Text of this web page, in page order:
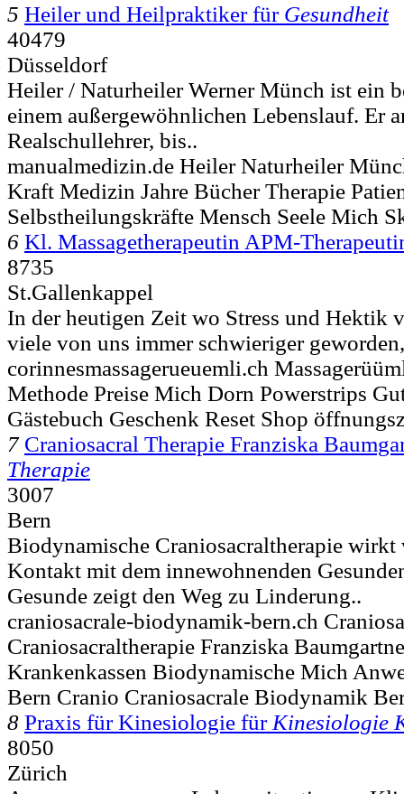
5 Heiler und Heilpraktiker für Gesundheit
40479
Düsseldorf
Heiler / Naturheiler Werner Münch ist ein
einem außergewöhnlichen Lebenslauf. Er
Realschullehrer, bis..
manualmedizin.de Heiler Naturheiler
Kraft Medizin Jahre Bücher Therapie
Selbstheilungskräfte Mensch Seele Mich
6 Kl. Massagetherapeutin APM-
8735
St.Gallenkappel
In der heutigen Zeit wo Stress und Hektik
viele von uns immer schwieriger
corinnesmassagerueuemli.ch
Methode Preise Mich Dorn Powerstrips
Gästebuch Geschenk Reset Shop
7 Craniosacral Therapie Franziska
Therapie
3007
Bern
Biodynamische Craniosacraltherapie
Kontakt mit dem innewohnenden
Gesunde zeigt den Weg zu Linderung..
craniosacrale-biodynamik-bern.ch
Craniosacraltherapie Franziska
Krankenkassen Biodynamische Mich
Bern Cranio Craniosacrale Biodynamik
8 Praxis für Kinesiologie für Kinesiologie
8050
Zürich